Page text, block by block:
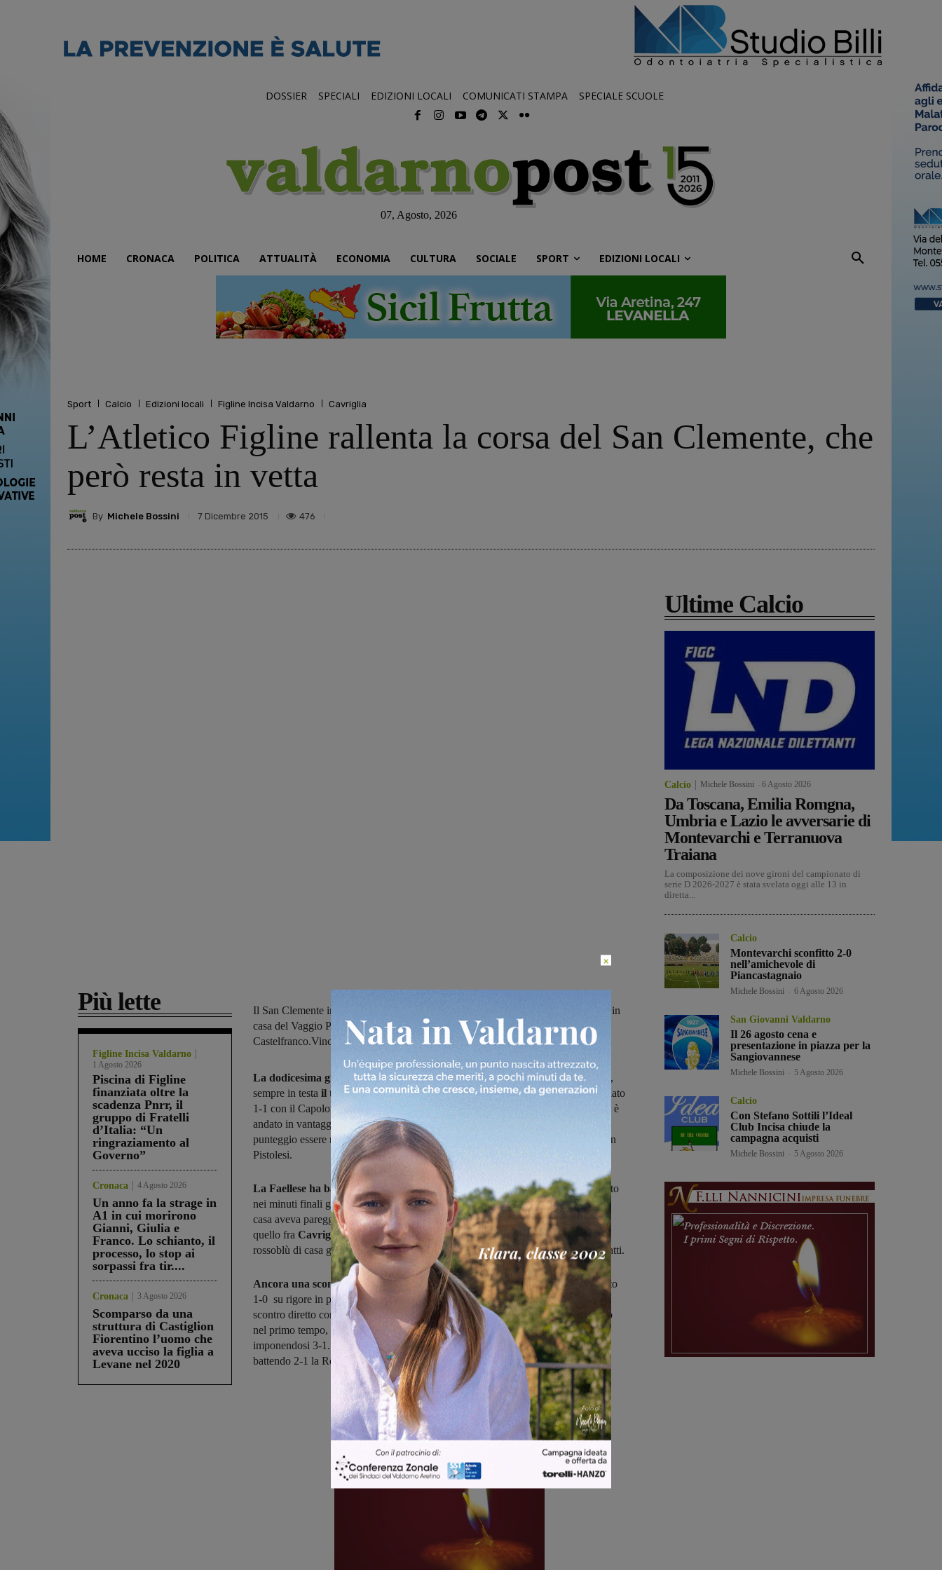
DOSSIER SPECIALI EDIZIONI LOCALI COMUNICATI STAMPA SPECIALE SCUOLE
07, Agosto, 2026
HOME CRONACA POLITICA ATTUALITÀ ECONOMIA CULTURA SOCIALE SPORT EDIZIONI LOCALI
Sport Calcio Edizioni locali Figline Incisa Valdarno Cavriglia
L’Atletico Figline rallenta la corsa del San Clemente, che
però resta in vetta
By Michele Bossini 7 Dicembre 2015 476
Più lette
Figline Incisa Valdarno
1 Agosto 2026
Piscina di Figline
finanziata oltre la
scadenza Pnrr, il
gruppo di Fratelli
d’Italia: “Un
ringraziamento al
Governo”
Cronaca 4 Agosto 2026
Un anno fa la strage in
A1 in cui morirono
Gianni, Giulia e
Franco. Lo schianto, il
processo, lo stop ai
sorpassi fra tir....
Cronaca 3 Agosto 2026
Scomparso da una
struttura di Castiglion
Fiorentino l’uomo che
aveva ucciso la figlia a
Levane nel 2020
Il San Clemente impatta 2-2 nel match contro l’Atletico Figline, la Faellese vince in
casa del Vaggio Piandiscò mentre il Cavriglia ha la meglio sulla Fulgor
Castelfranco.Vincono anche Pergine e Tro.Ce.Do, mentre perde il Badia a Roti
La dodicesima giornatadel campionato di seconda categoria vede, nel girone L,
sempre in testa il tandem Montemignaio-San Clementee se il primo ha pareggiato
1-1 con il Capolona, il secondo è statofermato sul 2-2 dall'Atletico Figline,
che è
andato in vantaggio dopo pochi minuti con Focardi, ha visto nella ripresa il
punteggio essere ribaltato da Mandò e D'Alterio, per poi pervenire al pareggio con
Pistolesi.
La Faellese ha battuto 2-1 il Vaggio Piandiscò,per un successo esterno maturato
nei minuti finali grazie a una rete di Del Fio, dopo che Rustemi per la squadra di
casa aveva pareggiato il vantaggio iniziale di Crini. Nell'altro derby valdarnese,
quello fra Cavriglia e Fulgor Castelfranco,a vincere, sempre 2-1, sono stari i
rossoblù di casa grazie a una doppietta di Palano, inframezzata da un gol di Bonatti.
Ancora una sconfitta immeritata per il Badia a Roti,che a Pelago ha capitolato
1-0 su rigore in pieno recupero, mentre ha conquistato tre punti importanti nello
scontro diretto con il Chitignanoil Pergine,che dopo essere andato in svantaggio
nel primo tempo, nella ripresa ha segnato con i vari Roman, Gori e Nocentini,
imponendosi 3-1.
Preziosa vittoria anche per la Tro.Ce.Do.nel girone M, che
battendo 2-1 la Rondinella ha guadagnato terreno in classifica.
Ultime Calcio
Calcio Michele Bossini 6 Agosto 2026
Da Toscana, Emilia Romgna,
Umbria e Lazio le avversarie di
Montevarchi e Terranuova
Traiana
La composizione dei nove gironi del campionato di
serie D 2026-2027 è stata svelata oggi alle 13 in
diretta...
Calcio
Montevarchi sconfitto 2-0
nell’amichevole di
Piancastagnaio
Michele Bossini 6 Agosto 2026
San Giovanni Valdarno
Il 26 agosto cena e
presentazione in piazza per la
Sangiovannese
Michele Bossini 5 Agosto 2026
Calcio
Con Stefano Sottili l’Ideal
Club Incisa chiude la
campagna acquisti
Michele Bossini 5 Agosto 2026
×